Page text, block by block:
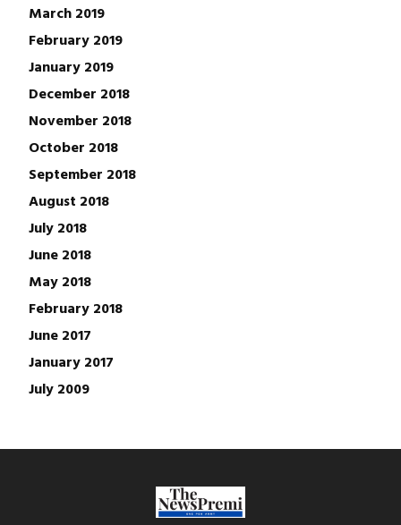
March 2019
February 2019
January 2019
December 2018
November 2018
October 2018
September 2018
August 2018
July 2018
June 2018
May 2018
February 2018
June 2017
January 2017
July 2009